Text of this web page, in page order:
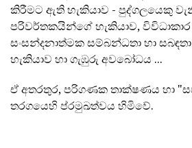
කිරීමට ඇති හැකියාව - පුද්ගලයෙකු
පරිවර්තකයින්ගේ හැකියාව,
සංසන්දනාත්මක සම්බන්ධතා හා
හැකියාව හා ගැඹුරු අවබෝධය ...
ඒ අතරතුර, පරිගණක තාක්ෂණය හා
තරගයෙහි ප්රමුඛත්වය හිමිවේ.